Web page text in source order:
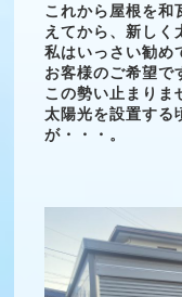
これから屋根を
えてから、新しく
私はいっさい勧め
お客様のご希望で
この勢い止まりま
太陽光を設置する
が・・・。